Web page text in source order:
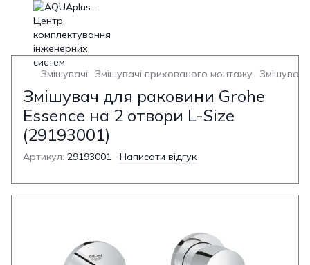
Змішувачі Змішувачі прихованого монтажу Змішувач
Змішувач для раковини Grohe
Essence на 2 отвори L-Size
(29193001)
Артикул: 29193001 Написати відгук